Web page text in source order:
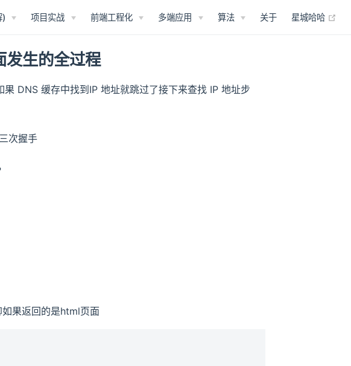
) 项目实战 前端工程化 多端应用 算法 关于 星城哈哈
发生的全过程
DNS 缓存中找到IP 地址就跳过了接下来查找 IP 地址步
次握手
果返回的是html页面